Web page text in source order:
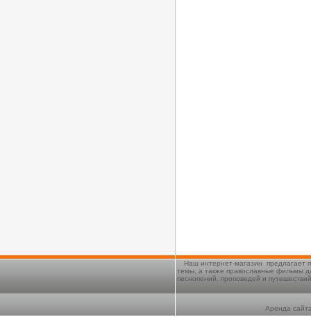
Наш интернет-магазин предлагает
темы, а также православные фильмы
песнопений, проповедей и
Аренда